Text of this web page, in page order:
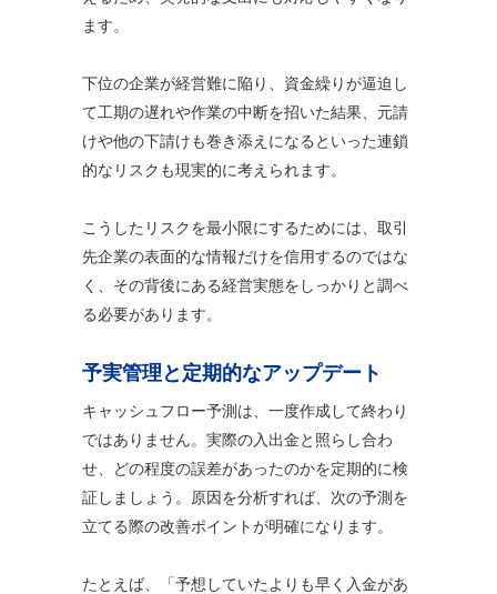
ます。
下位の企業が経営難に陥り、資金繰りが逼迫し
て工期の遅れや作業の中断を招いた結果、元請
けや他の下請けも巻き添えになるといった連鎖
的なリスクも現実的に考えられます。
こうしたリスクを最小限にするためには、取引
先企業の表面的な情報だけを信用するのではな
く、その背後にある経営実態をしっかりと調べ
る必要があります。
予実管理と定期的なアップデート
キャッシュフロー予測は、一度作成して終わり
ではありません。実際の入出金と照らし合わ
せ、どの程度の誤差があったのかを定期的に検
証しましょう。原因を分析すれば、次の予測を
立てる際の改善ポイントが明確になります。
たとえば、「予想していたよりも早く入金があ